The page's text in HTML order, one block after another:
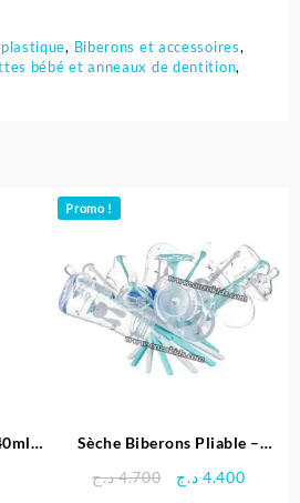
, Biberons et accessoires,
bébé et anneaux de dentition,
–
Promo !
Sèche Biberons Pliable –
4.700 د.ج
Le
4.400 د.ج
Le